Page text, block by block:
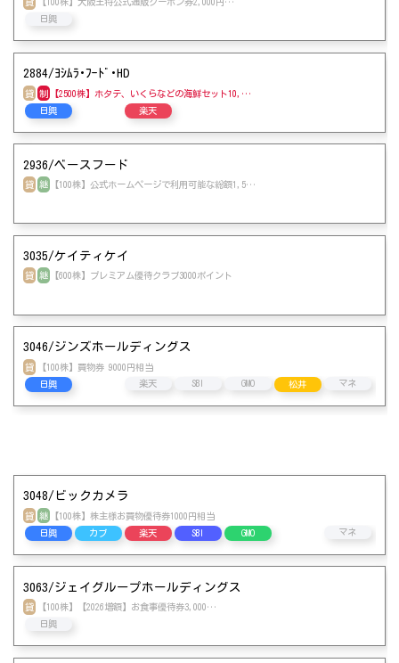
貸
【100株】大阪王将公式通販クーポン券2,000円…
日興
2884/ﾖｼﾑﾗ･ﾌｰﾄﾞ･HD
貸 制
【2500株】ホタテ、いくらなどの海鮮セット10,…
日興
楽天
2936/ベースフード
貸 継 【100株】公式ホームページで利用可能な総額1,5…
3035/ケイティケイ
貸 継 【600株】プレミアム優待クラブ3000ポイント
3046/ジンズホールディングス
貸
【100株】買物券 9000円相当
日興
楽天 SBI GMO 松井 マネ
3048/ビックカメラ
貸 継
【100株】株主様お買物優待券1000円相当
日興
カブ 楽天 SBI GMO マネ
3063/ジェイグループホールディングス
貸
【100株】【2026増額】お食事優待券3,000…
日興